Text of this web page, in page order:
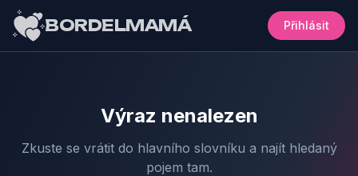
BORDELMAMÁ Přihlásit
Výraz nenalezen
Zkuste se vrátit do hlavního slovníku a najít hledaný
pojem tam.